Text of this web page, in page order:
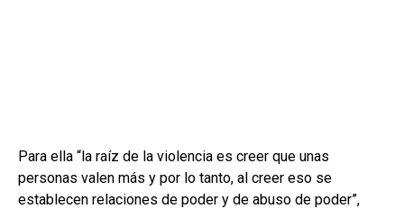
Para ella “la raíz de la violencia es creer que unas
personas valen más y por lo tanto, al creer eso se
establecen relaciones de poder y de abuso de poder”,